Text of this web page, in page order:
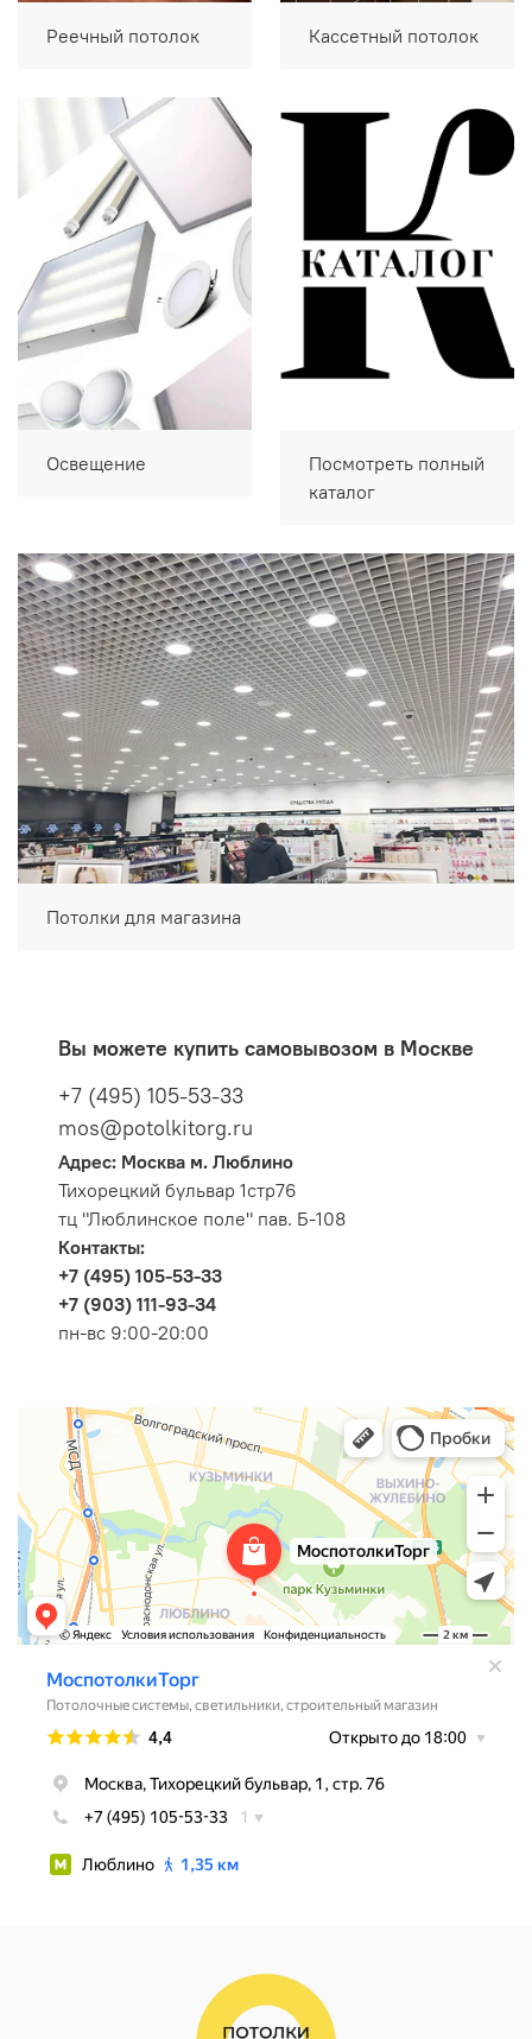
Реечный потолок Кассетный потолок
Освещение
Посмотреть полный
каталог
Потолки для магазина
Вы можете купить самовывозом в Москве
+7 (495) 105-53-33
mos@potolkitorg.ru
Адрес: Москва м. Люблино
Тихорецкий бульвар 1стр76
тц "Люблинское поле" пав. Б-108
Контакты:
+7 (495) 105-53-33
+7 (903) 111-93-34
пн-вс 9:00-20:00